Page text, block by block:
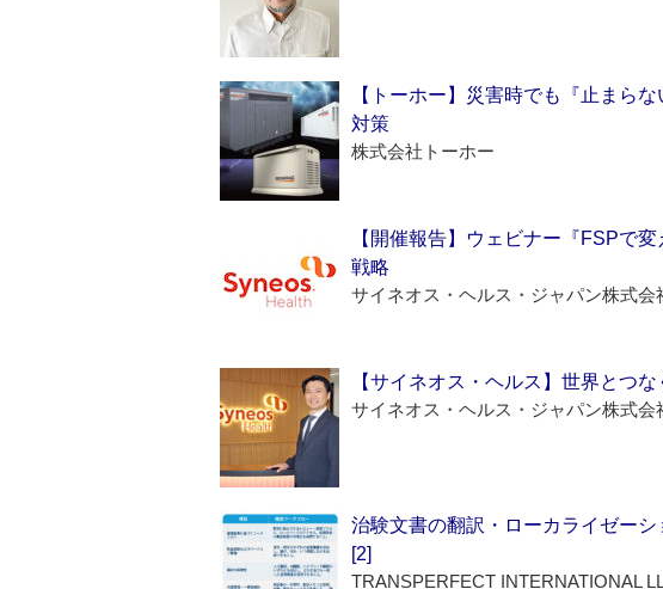
【トーホー】災害時でも『止まら
対策
株式会社トーホー
【開催報告】ウェビナー『FSPで
戦略
サイネオス・ヘルス・ジャパン株式会
【サイネオス・ヘルス】世界とつ
サイネオス・ヘルス・ジャパン株式会
治験文書の翻訳・ローカライゼー
[2]
TRANSPERFECT INTERNATIONAL